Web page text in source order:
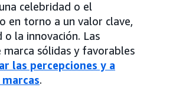
celebridad o el
en torno a un valor clave,
o la innovación. Las
marca sólidas y favorables
las percepciones y a
.